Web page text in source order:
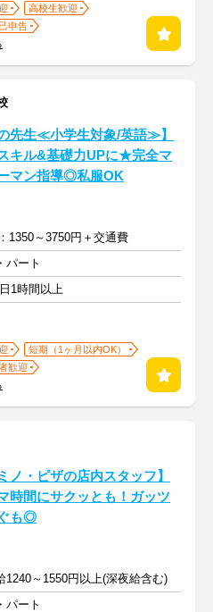
高校生歓迎
申告
の先生≪小学生対象/英語≫】
キル&基礎力UPに★完全マ
マン指導◎私服OK
1350～3750円＋交通費
パート
1時間以上
短期（1ヶ月以内OK）
歓迎
ノ・ピザの店内スタッフ】
時間にサクッとも！ガッツ
も◎
1240～1550円以上(深夜給含む)
パート